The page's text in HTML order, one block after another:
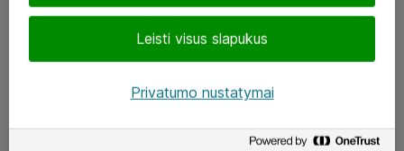
Aplankykite mus
Leisti visus slapukus
Privatumo nustatymai